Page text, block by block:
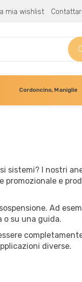
mia wishlist
Cordoncino, Maniglie
sistemi? I nostri
e
Ad
o su una guida.
diverse.